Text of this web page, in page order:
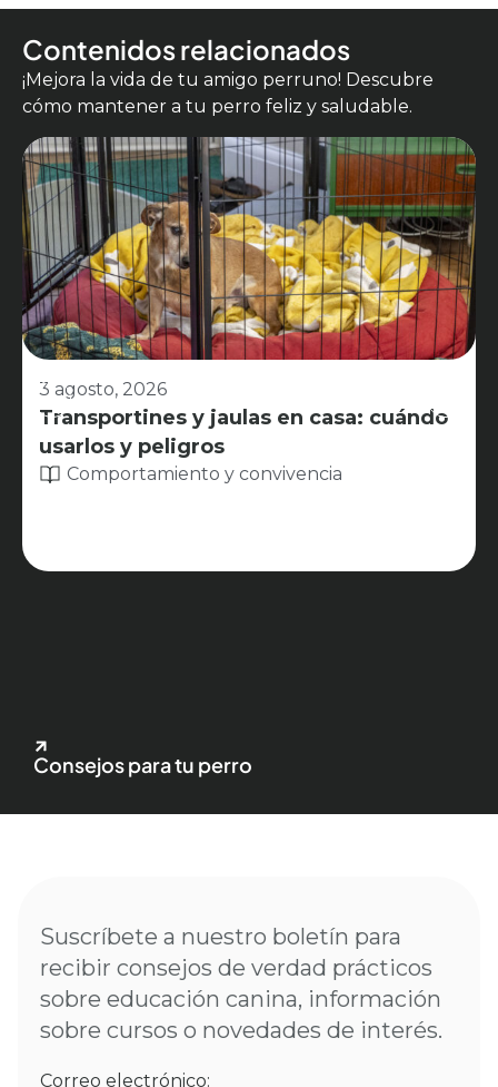
Contenidos relacionados
¡Mejora la vida de tu amigo perruno! Descubre
cómo mantener a tu perro feliz y saludable.
3 agosto, 2026
Transportines y jaulas en casa: cuándo
usarlos y peligros
Comportamiento y convivencia
Consejos para tu perro
Suscríbete a nuestro boletín para
recibir consejos de verdad prácticos
sobre educación canina, información
sobre cursos o novedades de interés.
Correo electrónico: